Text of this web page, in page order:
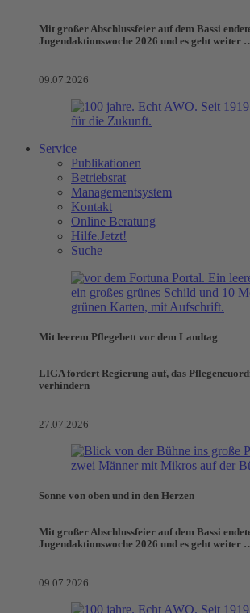
Mit großer Abschlussfeier auf dem Bassi
Jugendaktionswoche 2026 und es geht weiter
09.07.2026
Service
Publikationen
Betriebsrat
Managementsystem
Kontakt
Online Beratung
Hilfe.Jetzt!
Suche
Mit leerem Pflegebett vor dem Landtag
LIGA fordert Regierung auf, das
verhindern
27.07.2026
Sonne von oben und in den Herzen
Mit großer Abschlussfeier auf dem Bassi
Jugendaktionswoche 2026 und es geht weiter
09.07.2026